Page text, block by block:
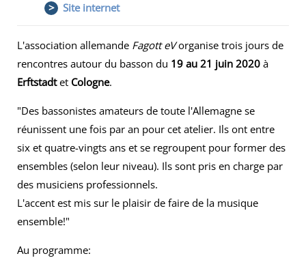
> Site internet
L'association allemande Fagott eVorganise trois jours de
rencontres autour du basson du 19 au 21 juin 2020 à
Erftstadtet Cologne.
"Des bassonistes amateurs de toute l'Allemagne se
réunissent une fois par an pour cet atelier. Ils ont entre
six et quatre-vingts ans et se regroupent pour former des
ensembles (selon leur niveau). Ils sont pris en charge par
des musiciens professionnels.
L'accent est mis sur le plaisir de faire de la musique
ensemble!"
Au programme: